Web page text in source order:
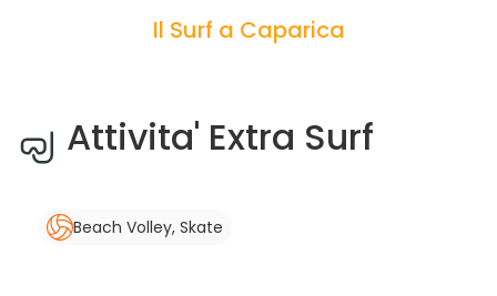
Il Surf a Caparica
Attivita' Extra Surf
Beach Volley, Skate